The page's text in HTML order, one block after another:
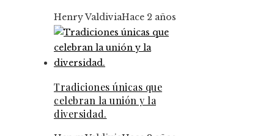
Henry ValdiviaHace 2 años
Tradiciones únicas que
celebran la unión y la
diversidad.